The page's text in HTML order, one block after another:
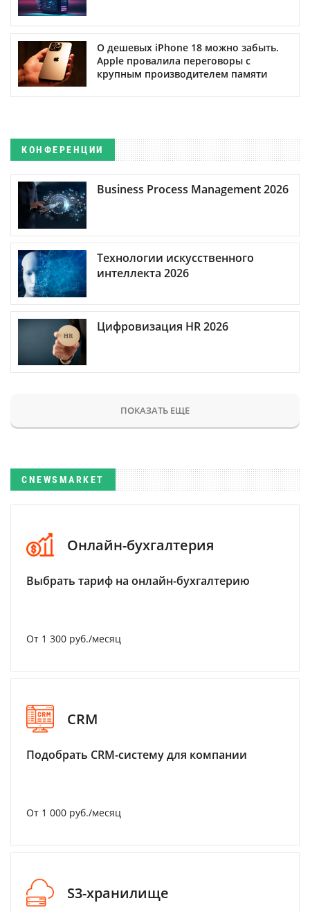
О дешевых iPhone 18 можно забыть.
Apple провалила переговоры с
крупным производителем памяти
КОНФЕРЕНЦИИ
Business Process Management 2026
Технологии искусственного
интеллекта 2026
Цифровизация HR 2026
ПОКАЗАТЬ ЕЩЕ
CNEWSMARKET
Онлайн-бухгалтерия
Выбрать тариф на онлайн-бухгалтерию
От 1 300 руб./месяц
CRM
Подобрать CRM-систему для компании
От 1 000 руб./месяц
S3-хранилище